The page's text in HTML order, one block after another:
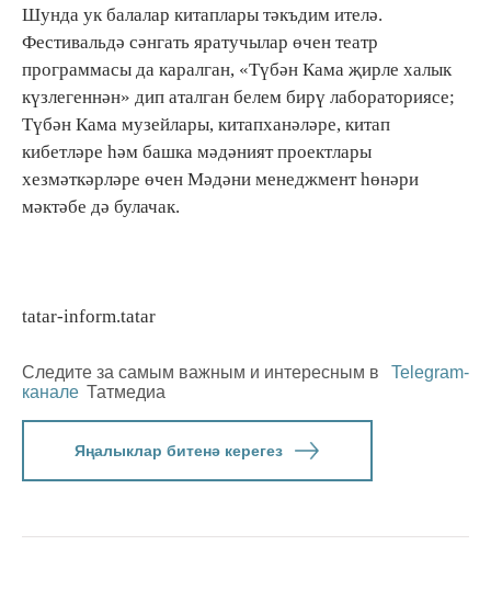
Шунда ук балалар китаплары тәкъдим ителә.
Фестивальдә сәнгать яратучылар өчен театр
программасы да каралган, «Түбән Кама җирле халык
күзлегеннән» дип аталган белем бирү лабораториясе;
Түбән Кама музейлары, китапханәләре, китап
кибетләре һәм башка мәдәният проектлары
хезмәткәрләре өчен Мәдәни менеджмент һөнәри
мәктәбе дә булачак.
tatar-inform.tatar
Следите за самым важным и интересным в
Telegram-
канале Татмедиа
Яңалыклар битенә керегез